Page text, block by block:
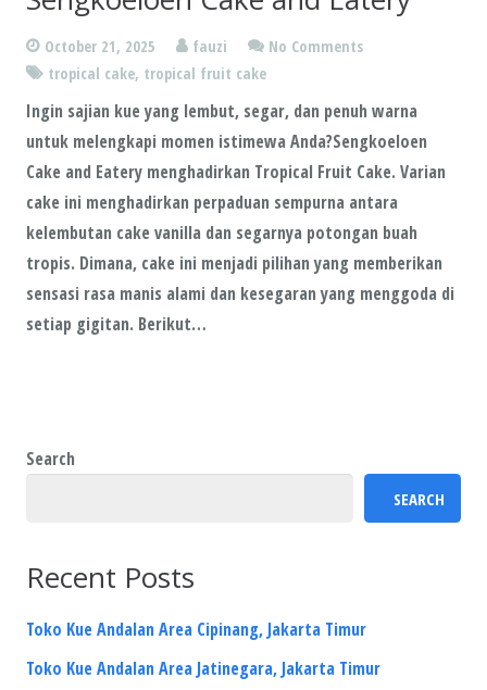
October 21, 2025 fauzi
No Comments
tropical cake, tropical fruit cake
Ingin sajian kue yang lembut, segar, dan penuh warna
untuk melengkapi momen istimewa Anda?Sengkoeloen
Cake and Eatery menghadirkan Tropical Fruit Cake. Varian
cake ini menghadirkan perpaduan sempurna antara
kelembutan cake vanilla dan segarnya potongan buah
tropis. Dimana, cake ini menjadi pilihan yang memberikan
sensasi rasa manis alami dan kesegaran yang menggoda di
setiap gigitan. Berikut…
Search
SEARCH
Recent Posts
Toko Kue Andalan Area Cipinang, Jakarta Timur
Toko Kue Andalan Area Jatinegara, Jakarta Timur